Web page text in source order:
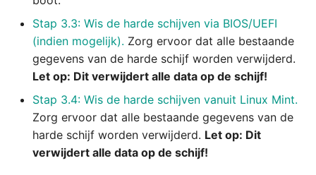
eindresultaat
08 Conclusie
08 Conclusie
Verifieer de authenticiteit
en integriteit van een Linux
Mint ISO-bestand
Open de BIOS/UEFI Setup
Configureer de
opstartmodus in BIOS/UEFI
Stap 3.3: Wis de harde schijven via BIOS/UEFI
(indien mogelijk). Zorg ervoor dat alle bestaande
gegevens van de harde schijf worden verwijderd.
Let op: Dit verwijdert alle data op de schijf!
Stap 3.4: Wis de harde schijven vanuit Linux Mint.
Zorg ervoor dat alle bestaande gegevens van de
harde schijf worden verwijderd. Let op: Dit
verwijdert alle data op de schijf!